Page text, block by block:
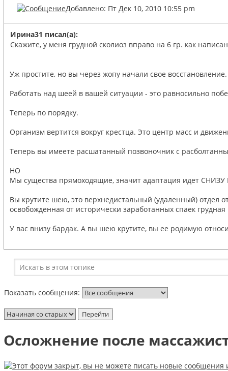
Добавлено: Пт Дек 10, 2010 10:55 pm
Ирина31 писал(а):
Скажите, у меня грудной сколиоз вправо на 6 гр. как
Уж простите, но вы через жопу начали свое восстановление.
Работать над шеей в вашей ситуации - это равносильно
Теперь по порядку.
Организм вертится вокруг крестца. Это центр масс и
Теперь вы имеете расшатанный позвоночник с
НО
Мы существа прямоходящие, значит адаптация идет СНИЗУ
Вы крутите шею, это верхнедистальный (удаленный)
освобожденная от исторически заработанных спаек
У вас внизу бардак. А вы шею крутите, вы ее родимую
Показать сообщения:
Осложнение после